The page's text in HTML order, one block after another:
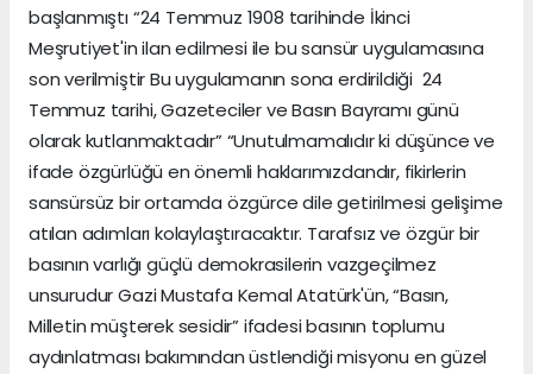
başlanmıştı “24 Temmuz 1908 tarihinde İkinci
Meşrutiyet'in ilan edilmesi ile bu sansür uygulamasına
son verilmiştir Bu uygulamanın sona erdirildiği 24
Temmuz tarihi, Gazeteciler ve Basın Bayramı günü
olarak kutlanmaktadır” “Unutulmamalıdır ki düşünce ve
ifade özgürlüğü en önemli haklarımızdandır, fikirlerin
sansürsüz bir ortamda özgürce dile getirilmesi gelişime
atılan adımları kolaylaştıracaktır. Tarafsız ve özgür bir
basının varlığı güçlü demokrasilerin vazgeçilmez
unsurudur Gazi Mustafa Kemal Atatürk'ün, “Basın,
Milletin müşterek sesidir” ifadesi basının toplumu
aydınlatması bakımından üstlendiği misyonu en güzel